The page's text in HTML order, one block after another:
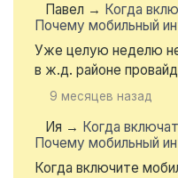
Павел → Когда
Почему мобильный
Уже целую неделю
в ж.д. районе
9 месяцев назад
Ия → Когда
Почему мобильный
Когда включите